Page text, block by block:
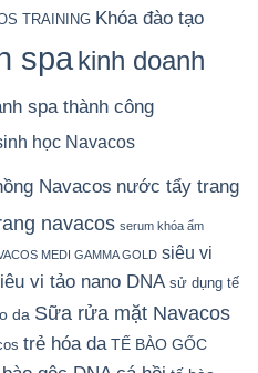
TRAINING Khóa đào tạo
spakinh doanh
spa thành công
học Navacos
Navacos nước tẩy trang
navacos serum khóa ẩm
MEDI GAMMA GOLD siêu vi
vi tảo nano DNA sử dụng tế
da Sữa rửa mặt Navacos
trẻ hóa da TẾ BÀO GỐC